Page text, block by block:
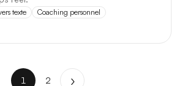
texte
Coaching personnel
1 2